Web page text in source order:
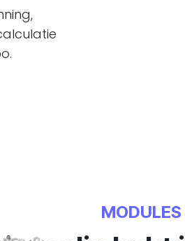
MODULES